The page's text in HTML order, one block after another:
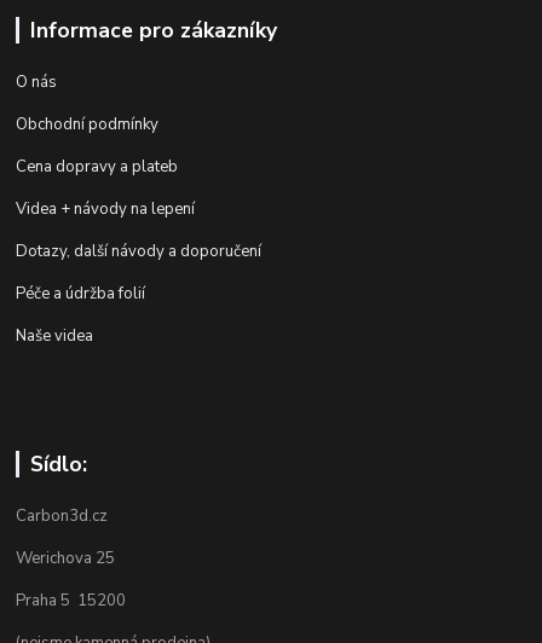
Informace pro zákazníky
O nás
Obchodní podmínky
Cena dopravy a plateb
Videa + návody na lepení
Dotazy, další návody a doporučení
Péče a údržba folií
Naše videa
Sídlo:
Carbon3d.cz
Werichova 25
Praha 5 15200